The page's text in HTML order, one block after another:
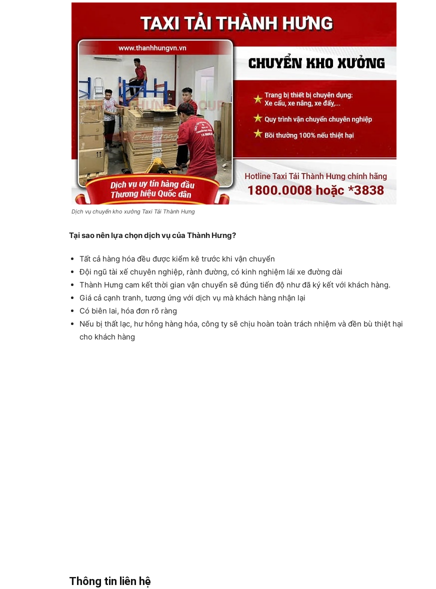
Dịch vụ chuyển kho xưởng Taxi Tải Thành Hưng
Tại sao nên lựa chọn dịch vụ của Thành Hưng?
Tất cả hàng hóa đều được kiểm kê trước khi vận chuyển
Đội ngũ tài xế chuyên nghiệp, rành đường, có kinh nghiệm lái xe đường dài
Thành Hưng cam kết thời gian vận chuyển sẽ đúng tiến độ như đã ký kết với khách hàng.
Giá cả cạnh tranh, tương ứng với dịch vụ mà khách hàng nhận lại
Có biên lai, hóa đơn rõ ràng
Nếu bị thất lạc, hư hỏng hàng hóa, công ty sẽ chịu hoàn toàn trách nhiệm và đền bù thiệt hại
cho khách hàng
Thông tin liên hệ